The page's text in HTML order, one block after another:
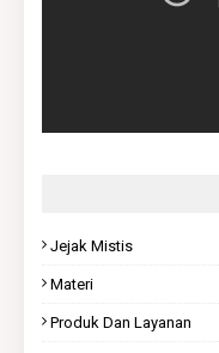
Jejak Mistis
Materi
Produk Dan Layanan